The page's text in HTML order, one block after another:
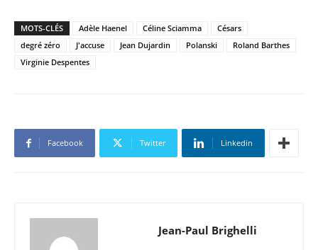
MOTS-CLÉS Adèle Haenel Céline Sciamma
Césars
degré zéro
J'accuse Jean Dujardin Polanski
Roland Barthes
Virginie Despentes
Facebook Twitter Linkedin
Jean-Paul Brighelli